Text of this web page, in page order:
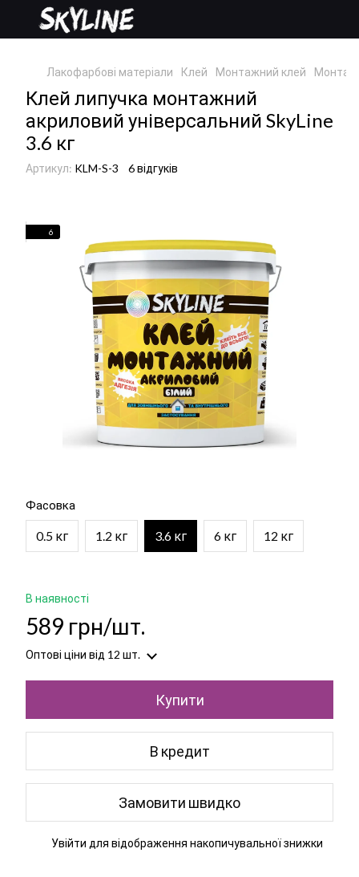
Лакофарбові матеріали Клей Монтажний клей
Клей липучка монтажний
акриловий універсальний SkyLine
3.6 кг
Артикул: KLM-S-3 6 відгуків
6
Фасовка
0.5 кг 1.2 кг 3.6 кг 6 кг 12 кг
В наявності
589 грн/шт.
Оптові ціни від 12 шт.
Купити
В кредит
Замовити швидко
Увійти для відображення накопичувальної знижки